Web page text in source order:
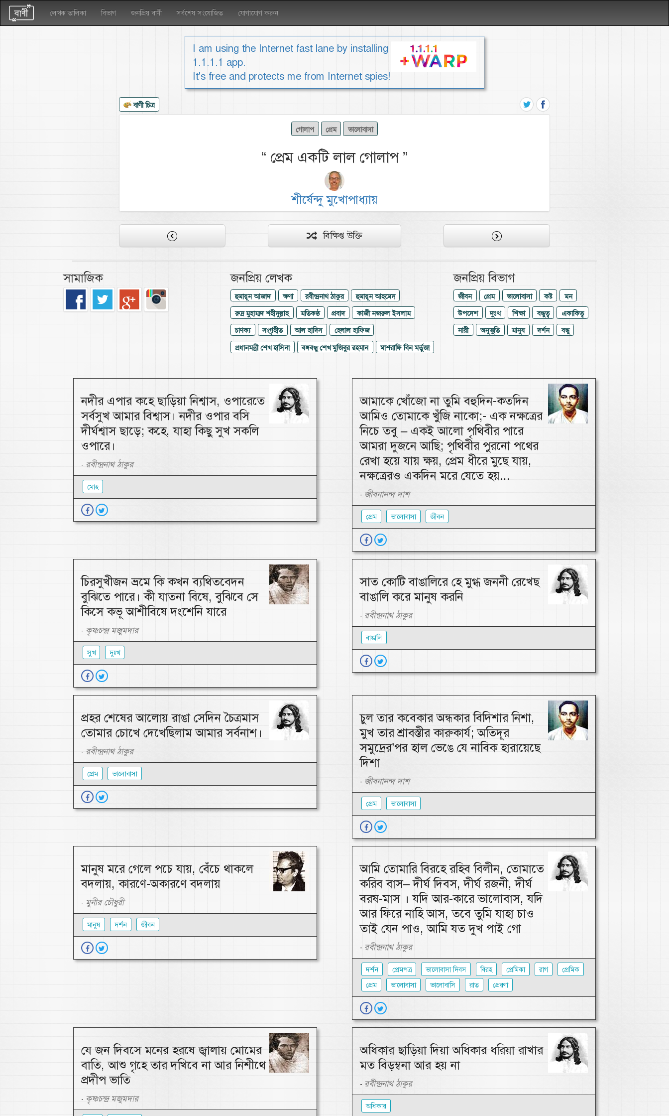
লেখক তালিকা বিভাগ জনপ্রিয় বাণী সর্বশেষ সংযোজিত যোগাযোগ করুন
I am using the Internet fast lane by installing
1.1.1.1 app.
It's free and protects me from Internet spies!
বাণী চিত্র
গোলাপ প্রেম ভালোবাসা
“ প্রেম একটি লাল গোলাপ”
শীর্ষেন্দু মুখোপাধ্যায়
বিক্ষিপ্ত উক্তি
সামাজিক জনপ্রিয় লেখক
হুমায়ূন আজাদ ক্ষণা রবীন্দ্রনাথ ঠাকুর
হুমায়ূন আহমেদ
রুদ্র মুহাম্মদ শহীদুল্লাহ
মতিকণ্ঠ প্রবাদ
কাজী নজরুল ইসলাম
চাণক্য
সংগৃহীত আল হাদিস
হেলাল হাফিজ
প্রধানমন্ত্রী শেখ হাসিনা
বঙ্গবন্ধু শেখ মুজিবুর রহমান মাশরাফি বিন মর্তুজা
জনপ্রিয় বিভাগ
জীবন প্রেম ভালোবাসা কষ্ট
মন
উপদেশ
দুঃখ শিক্ষা বন্ধুত্ব
একাকিত্ব
নারী
অনুভুতি মানুষ দর্শন বন্ধু
নদীর এপার কহে ছাড়িয়া নিশ্বাস, ওপারেতে
সর্বসুখ আমার বিশ্বাস। নদীর ওপার বসি
দীর্ঘশ্বাস ছাড়ে; কহে, যাহা কিছু সুখ সকলি
ওপারে।
- রবীন্দ্রনাথ ঠাকুর
মোহ
আমাকে খোঁজো না তুমি বহুদিন-কতদিন
আমিও তোমাকে খুঁজি নাকো;- এক নক্ষত্রের
নিচে তবু – একই আলো পৃথিবীর পারে
আমরা দুজনে আছি; পৃথিবীর পুরনো পথের
রেখা হয়ে যায় ক্ষয়, প্রেম ধীরে মুছে যায়,
নক্ষত্রেরও একদিন মরে যেতে হয়...
- জীবনানন্দ দাশ
প্রেম ভালোবাসা জীবন
চিরসুখীজন ভ্রমে কি কখন ব্যথিতবেদন
বুঝিতে পারে। কী যাতনা বিষে, বুঝিবে সে
কিসে কভূ আশীবিষে দংশেনি যারে
- কৃষ্ণচন্দ্র মজুমদার
সুখ দুঃখ
সাত কোটি বাঙালিরে হে মুগ্ধ জননী রেখেছ
বাঙালি করে মানুষ করনি
- রবীন্দ্রনাথ ঠাকুর
বাঙালি
প্রহর শেষের আলোয় রাঙা সেদিন চৈত্রমাস
তোমার চোখে দেখেছিলাম আমার সর্বনাশ।
- রবীন্দ্রনাথ ঠাকুর
প্রেম ভালোবাসা
চুল তার কবেকার অন্ধকার বিদিশার নিশা,
মুখ তার শ্রাবস্তীর কারুকার্য; অতিদূর
সমুদ্রের’পর হাল ভেঙে যে নাবিক হারায়েছে
দিশা
- জীবনানন্দ দাশ
প্রেম ভালোবাসা
মানুষ মরে গেলে পচে যায়, বেঁচে থাকলে
বদলায়, কারণে-অকারণে বদলায়
- মুনীর চৌধুরী
মানুষ দর্শন জীবন
আমি তোমারি বিরহে রহিব বিলীন, তোমাতে
করিব বাস– দীর্ঘ দিবস, দীর্ঘ রজনী, দীর্ঘ
বরষ-মাস । যদি আর-কারে ভালোবাস, যদি
আর ফিরে নাহি আস, তবে তুমি যাহা চাও
তাই যেন পাও, আমি যত দুখ পাই গো
- রবীন্দ্রনাথ ঠাকুর
দর্শন প্রেমপত্র ভালোবাসা দিবস বিরহ প্রেমিকা রাগ
প্রেমিক
প্রেম
ভালোবাসা ভালোবাসি রাত প্রেরণা
যে জন দিবসে মনের হরষে জ্বালায় মোমের
বাতি, আশু গৃহে তার দখিবে না আর নিশীথে
প্রদীপ ভাতি
- কৃষ্ণচন্দ্র মজুমদার
অধিকার ছাড়িয়া দিয়া অধিকার ধরিয়া রাখার
মত বিড়ম্বনা আর হয় না
- রবীন্দ্রনাথ ঠাকুর
অধিকার